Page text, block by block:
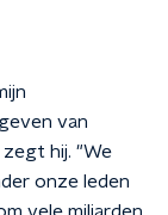
van
hij. "We
onze leden